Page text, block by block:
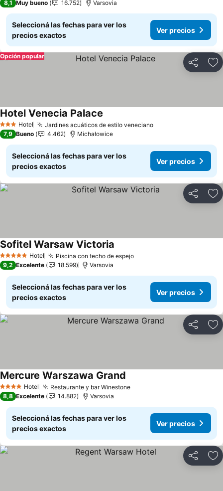
8,1 Muy bueno 16.752 Varsovia
Seleccioná las fechas para ver los
precios exactos
Ver precios
Compartir
Opción popular
3 Estrellas
Hotel Jardines acuáticos de estilo venecianoVer precios
Hotel Venecia Palace
7,9 Bueno 4.462 Michałowice
Seleccioná las fechas para ver los
precios exactos
Ver precios
Compartir
5 Estrellas Hotel Piscina con techo de espejoVer precios
Sofitel Warsaw Victoria
9,2 Excelente 18.599 Varsovia
Seleccioná las fechas para ver los
precios exactos
Ver precios
Compartir
4 EstrellasHotel Restaurante y bar WinestoneVer precios
Mercure Warszawa Grand
8,8 Excelente 14.882 Varsovia
Seleccioná las fechas para ver los
precios exactos
Ver precios
Compartir